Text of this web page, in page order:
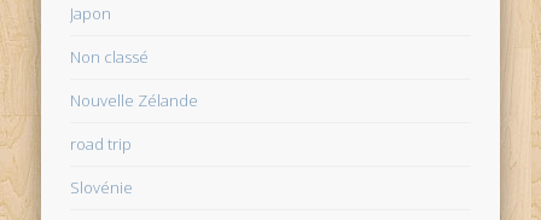
Japon
Non classé
Nouvelle Zélande
road trip
Slovénie